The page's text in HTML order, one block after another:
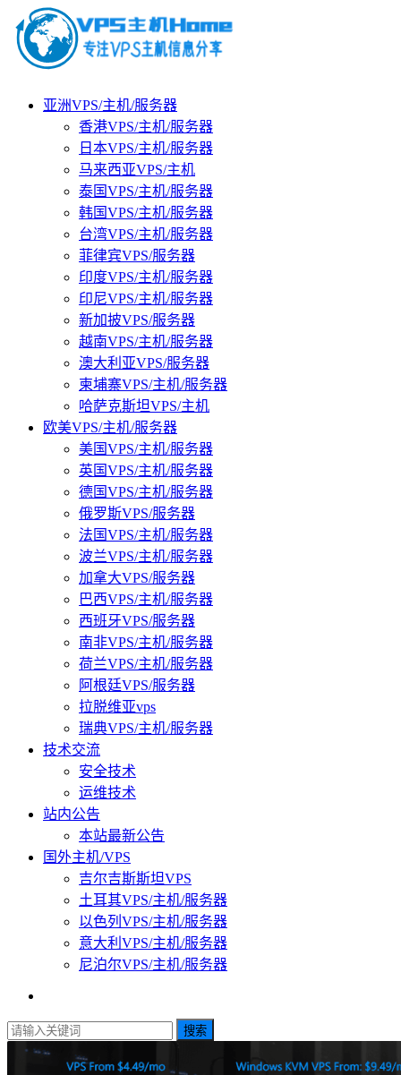
亚洲VPS/主机/服务器
香港VPS/主机/服务器
日本VPS/主机/服务器
马来西亚VPS/主机
泰国VPS/主机/服务器
韩国VPS/主机/服务器
台湾VPS/主机/服务器
菲律宾VPS/服务器
印度VPS/主机/服务器
印尼VPS/主机/服务器
新加披VPS/服务器
越南VPS/主机/服务器
澳大利亚VPS/服务器
柬埔寨VPS/主机/服务器
哈萨克斯坦VPS/主机
欧美VPS/主机/服务器
美国VPS/主机/服务器
英国VPS/主机/服务器
德国VPS/主机/服务器
俄罗斯VPS/服务器
法国VPS/主机/服务器
波兰VPS/主机/服务器
加拿大VPS/服务器
巴西VPS/主机/服务器
西班牙VPS/服务器
南非VPS/主机/服务器
荷兰VPS/主机/服务器
阿根廷VPS/服务器
拉脱维亚vps
瑞典VPS/主机/服务器
技术交流
安全技术
运维技术
站内公告
本站最新公告
国外主机/VPS
吉尔吉斯斯坦VPS
土耳其VPS/主机/服务器
以色列VPS/主机/服务器
意大利VPS/主机/服务器
尼泊尔VPS/主机/服务器
搜索